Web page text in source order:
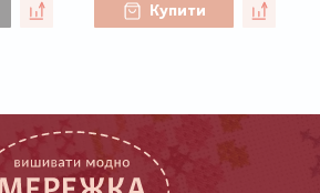
Купити